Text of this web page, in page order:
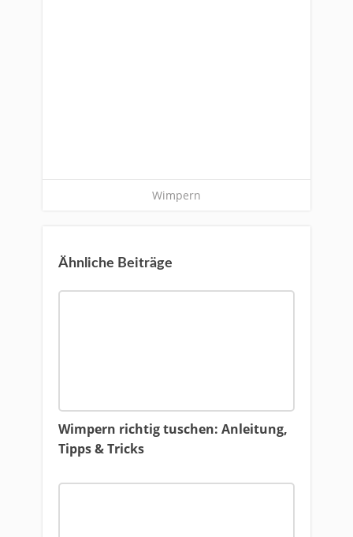
Wimpern
Ähnliche Beiträge
Wimpern richtig tuschen: Anleitung,
Tipps & Tricks